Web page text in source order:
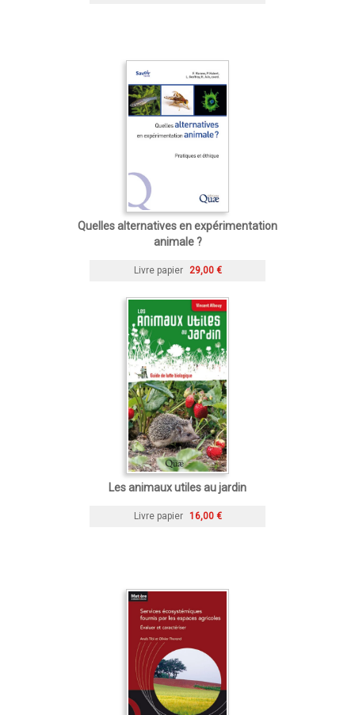
Quelles alternatives en expérimentation
animale ?
Livre papier 29,00 €
Les animaux utiles au jardin
Livre papier 16,00 €